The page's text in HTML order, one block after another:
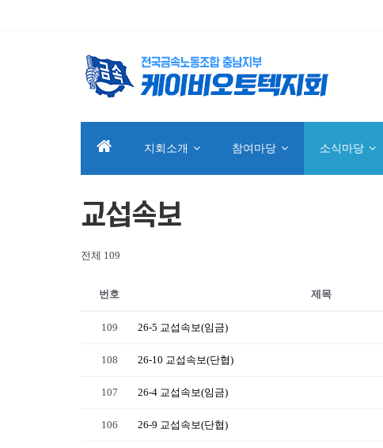
지회소개 참여마당 소식마당
교섭속보
전체 109
번호 제목
109 26-5 교섭속보(임금)
108 26-10 교섭속보(단협)
107 26-4 교섭속보(임금)
106 26-9 교섭속보(단협)